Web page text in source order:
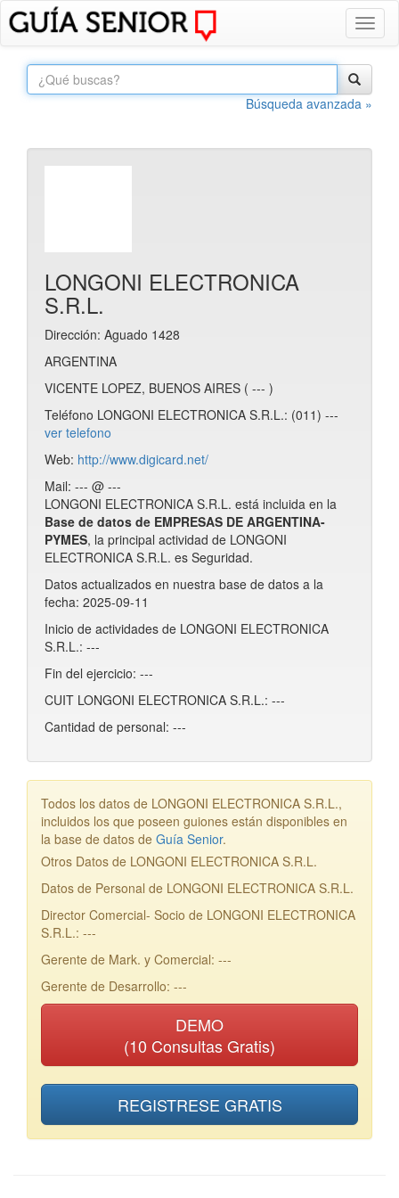
Búsqueda avanzada »
LONGONI ELECTRONICA
S.R.L.
Dirección: Aguado 1428
ARGENTINA
VICENTE LOPEZ, BUENOS AIRES ( --- )
Teléfono LONGONI ELECTRONICA S.R.L.: (011) ---
ver telefono
Web: http://www.digicard.net/
Mail: --- @ ---
LONGONI ELECTRONICA S.R.L. está incluida en la
Base de datos de EMPRESAS DE ARGENTINA-
PYMES, la principal actividad de LONGONI
ELECTRONICA S.R.L. es Seguridad.
Datos actualizados en nuestra base de datos a la
fecha: 2025-09-11
Inicio de actividades de LONGONI ELECTRONICA
S.R.L.: ---
Fin del ejercicio: ---
CUIT LONGONI ELECTRONICA S.R.L.: ---
Cantidad de personal: ---
Todos los datos de LONGONI ELECTRONICA S.R.L.,
incluidos los que poseen guiones están disponibles en
la base de datos de Guía Senior.
Otros Datos de LONGONI ELECTRONICA S.R.L.
Datos de Personal de LONGONI ELECTRONICA S.R.L.
Director Comercial- Socio de LONGONI ELECTRONICA
S.R.L.: ---
Gerente de Mark. y Comercial: ---
Gerente de Desarrollo: ---
DEMO
(10 Consultas Gratis)
REGISTRESE GRATIS